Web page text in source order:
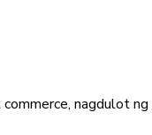
nagdulot